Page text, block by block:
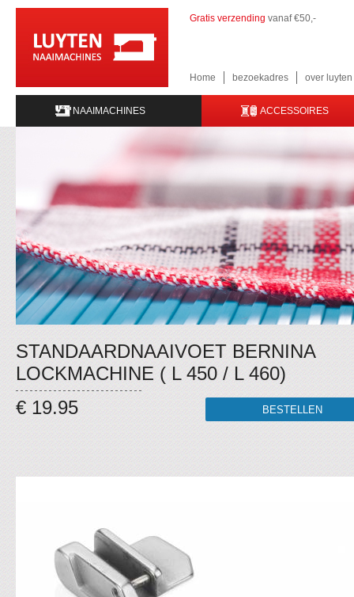
Gratis verzending vanaf €50,-
Home bezoekadres over
NAAIMACHINES ACCESSOIRES
STANDAARDNAAIVOET BERNINA
LOCKMACHINE ( L 450 / L 460)
€ 19.95